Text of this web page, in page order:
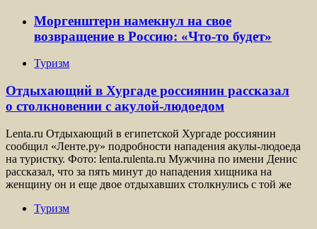
Моргенштерн намекнул на свое
возвращение в Россию: «Что-то будет»
Туризм
Отдыхающий в Хургаде россиянин рассказал
о столкновении с акулой-людоедом
Lenta.ru Отдыхающий в египетской Хургаде россиянин
сообщил «Ленте.ру» подробности нападения акулы-людоеда
на туристку. Фото: lenta.rulenta.ru Мужчина по имени Денис
рассказал, что за пять минут до нападения хищника на
женщину он и еще двое отдыхавших столкнулись с той же
Туризм